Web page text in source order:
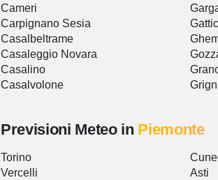
Cameri
Carpignano Sesia
Casalbeltrame
Casaleggio Novara
Casalino
Casalvolone
Previsioni Meteo in Piemonte
Torino
Vercelli
Asti